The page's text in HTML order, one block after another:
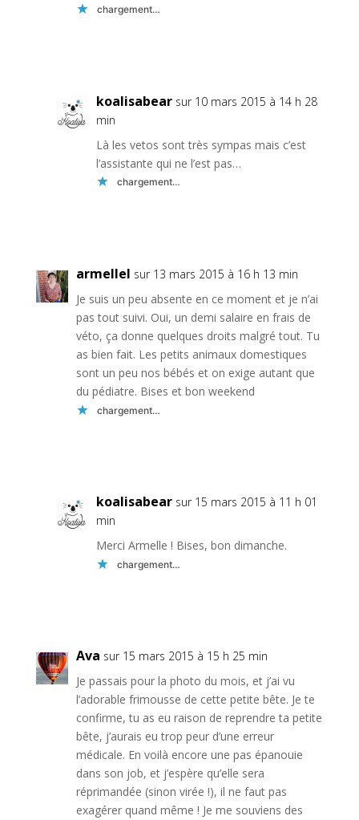
chargement…
koalisabear sur 10 mars 2015 à 14 h 28
min
Là les vetos sont très sympas mais c’est
l’assistante qui ne l’est pas…
chargement…
armellel sur 13 mars 2015 à 16 h 13 min
Je suis un peu absente en ce moment et je n’ai
pas tout suivi. Oui, un demi salaire en frais de
véto, ça donne quelques droits malgré tout. Tu
as bien fait. Les petits animaux domestiques
sont un peu nos bébés et on exige autant que
du pédiatre. Bises et bon weekend
chargement…
koalisabear sur 15 mars 2015 à 11 h 01
min
Merci Armelle ! Bises, bon dimanche.
chargement…
Ava sur 15 mars 2015 à 15 h 25 min
Je passais pour la photo du mois, et j’ai vu
l’adorable frimousse de cette petite bête. Je te
confirme, tu as eu raison de reprendre ta petite
bête, j’aurais eu trop peur d’une erreur
médicale. En voilà encore une pas épanouie
dans son job, et j’espère qu’elle sera
réprimandée (sinon virée !), il ne faut pas
exagérer quand même ! Je me souviens des